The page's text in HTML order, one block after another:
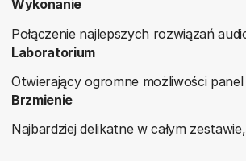
Wykonanie
Połączenie najlepszych rozwiązań
Laboratorium
Otwierający ogromne możliwości
Brzmienie
Najbardziej delikatne w całym